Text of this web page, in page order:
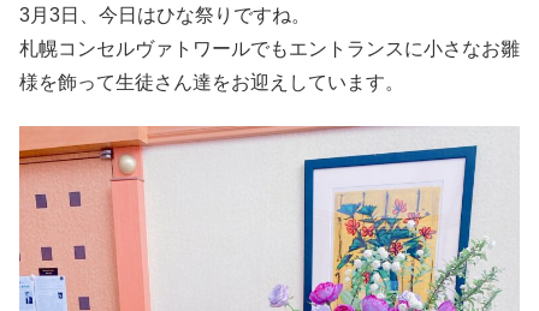
3月3日、今日はひな祭りですね。
札幌コンセルヴァトワールでもエントランスに小さなお雛
様を飾って生徒さん達をお迎えしています。